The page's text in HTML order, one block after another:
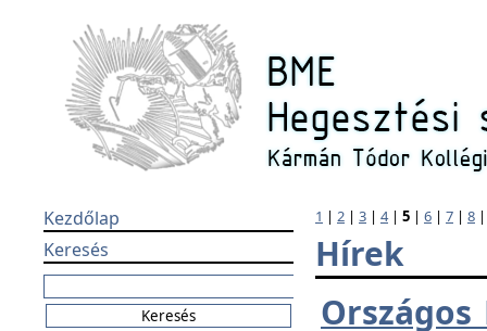
Kezdőlap
Keresés
1 | 2 | 3 | 4| 5 | 6 | 7 | 8
Hírek
Országos